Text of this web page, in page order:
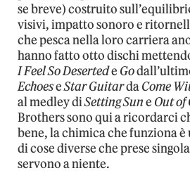
se breve) costruito
visivi, impatto sonoro e
che pesca nella loro carriera
hanno fatto otto dischi
I Feel So Desertede Go
EchoeseStar GuitardaCome
al medley diSetting Sune Out
Brothers sono qui a ricordarci
bene, la chimica che funziona
di cose diverse che prese
servono a niente.